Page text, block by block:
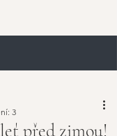
před zimou!
3